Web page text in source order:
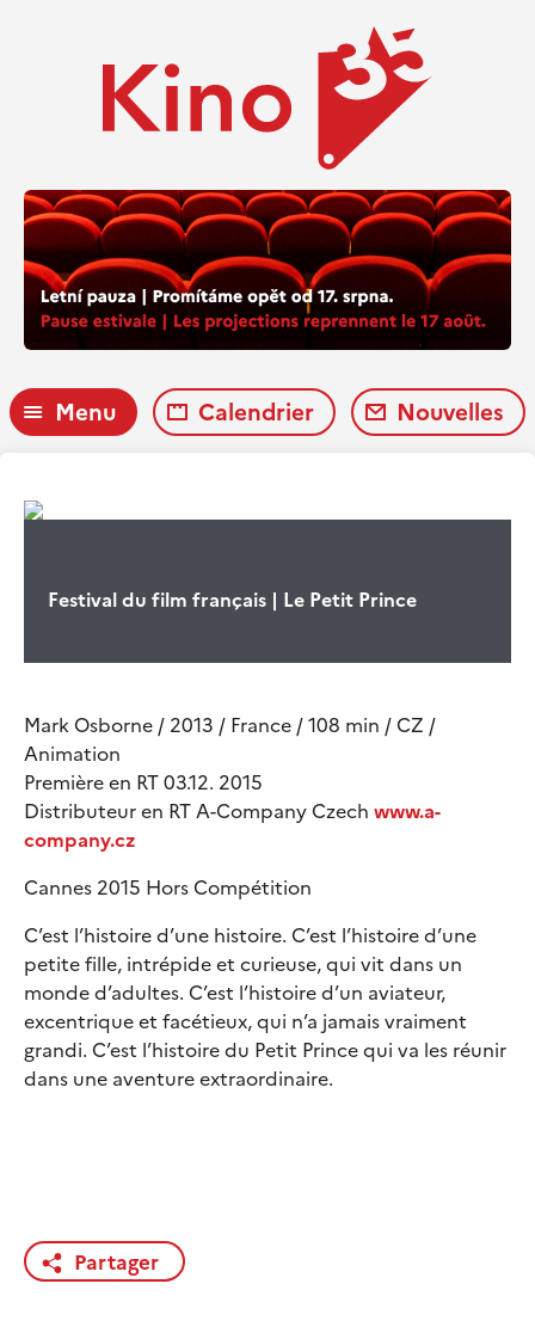
Menu Calendrier Nouvelles
Festival du film français | Le Petit Prince
Mark Osborne / 2013 / France / 108 min / CZ /
Animation
Première en RT 03.12. 2015
Distributeur en RT A-Company Czech www.a-
company.cz
Cannes 2015 Hors Compétition
C’est l’histoire d’une histoire. C’est l’histoire d’une
petite fille, intrépide et curieuse, qui vit dans un
monde d’adultes. C’est l’histoire d’un aviateur,
excentrique et facétieux, qui n’a jamais vraiment
grandi. C’est l’histoire du Petit Prince qui va les réunir
dans une aventure extraordinaire.
Partager